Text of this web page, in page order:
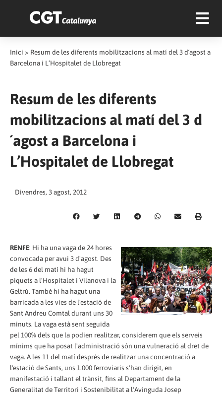
Inici > Resum de les diferents mobilitzacions al matí del 3 d´agost a
Barcelona i L’Hospitalet de Llobregat
Resum de les diferents
mobilitzacions al matí del 3 d
´agost a Barcelona i
L’Hospitalet de Llobregat
Divendres, 3 agost, 2012
RENFE: Hi ha una vaga de 24 hores
convocada per avui 3 d'agost. Des
de les 6 del matí hi ha hagut
piquets a l'Hospitalet i Vilanova i la
Geltrú. També hi ha hagut una
barricada a les vies de l'estació de
Sant Andreu Comtal durant uns 30
minuts. La vaga està sent seguida
pel 100% dels que la podien realitzar, considerem que els serveis
mínims que ha posat l'administració són una vulneració al dret de
vaga. A les 11 del matí després de realitzar una concentració a
l'estació de Sants, uns 1.000 ferroviaris s'han dirigit, en
manifestació i tallant el trànsit, fins al Departament de la
Generalitat de Territori i Sostenibilitat a l'Avinguda Josep